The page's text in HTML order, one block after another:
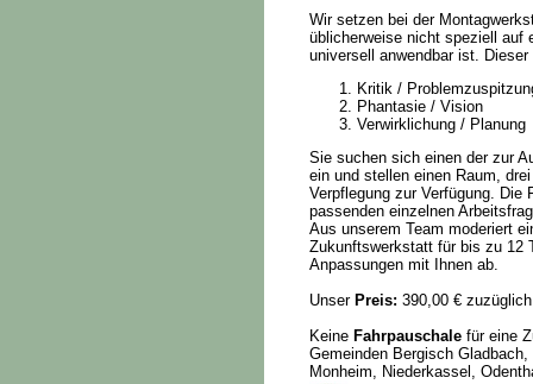
Wir setzen bei der
üblicherweise nicht speziell auf
universell anwendbar ist.
Kritik /
Phantasie / Vision
Verwirklichung / Planung
Sie suchen sich einen der zur
ein und stellen einen Raum,
Verpflegung zur Verfügung.
passenden einzelnen
Aus unserem Team moderiert
Zukunftswerkstatt für bis zu 12
Anpassungen mit Ihnen ab.
Unser Preis: 390,00 €
Keine Fahrpauschale für eine
Gemeinden Bergisch
Monheim, Niederkassel,